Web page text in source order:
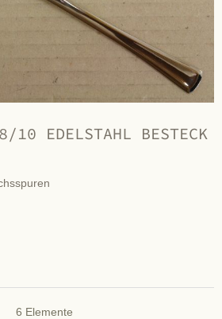
10 EDELSTAHL BESTECK
6 Elemente